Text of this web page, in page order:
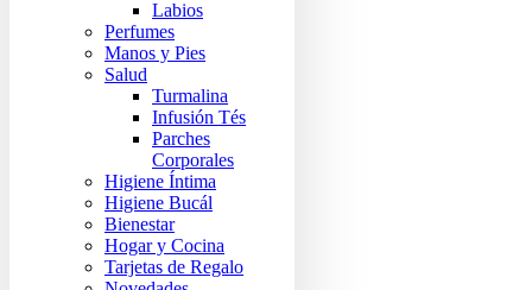
Labios
Perfumes
Manos y Pies
Salud
Turmalina
Infusión Tés
Parches
Corporales
Higiene Íntima
Higiene Bucál
Bienestar
Hogar y Cocina
Tarjetas de Regalo